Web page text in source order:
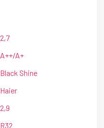
2,7
A++/A+
Black Shine
Haier
2,9
R32